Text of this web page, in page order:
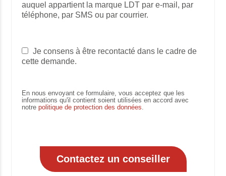
auquel appartient la marque LDT par e-mail, par
téléphone, par SMS ou par courrier.
Je consens à être recontacté dans le cadre de
cette demande.
En nous envoyant ce formulaire, vous acceptez que les
informations qu'il contient soient utilisées en accord avec
notrepolitique de protection des données.